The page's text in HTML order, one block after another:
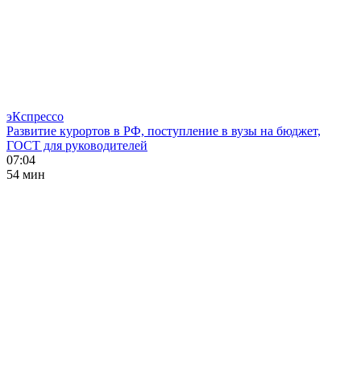
эКспрессо
Развитие курортов в РФ, поступление в вузы на бюджет,
ГОСТ для руководителей
07:04
54 мин